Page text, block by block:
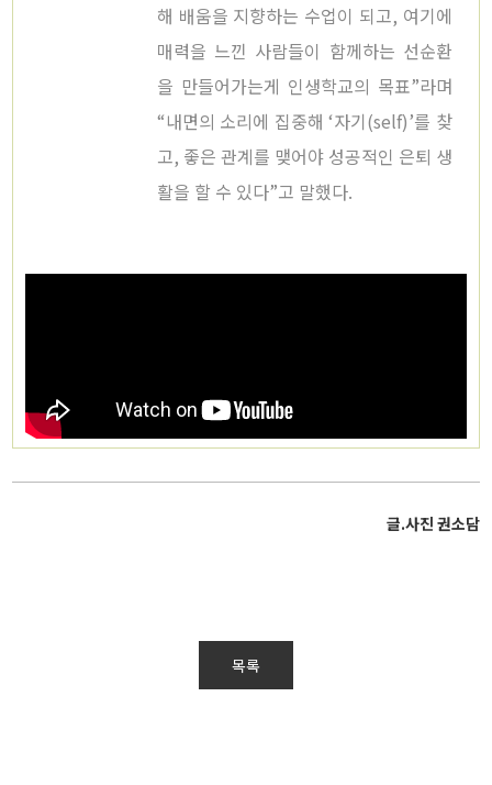
해 배움을 지향하는 수업이 되고, 여기에
매력을 느낀 사람들이 함께하는 선순환
을 만들어가는게 인생학교의 목표”라며
“내면의 소리에 집중해 ‘자기(self)’를 찾
고, 좋은 관계를 맺어야 성공적인 은퇴 생
활을 할 수 있다”고 말했다.
글.사진 권소담
목록